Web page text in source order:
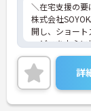
＼在宅支援の
株式会社
開し、ショート
ービスを中心
利用者様が自
が連携しながら
在宅の“ちょう
今回のポジシ
関われる点が
詳